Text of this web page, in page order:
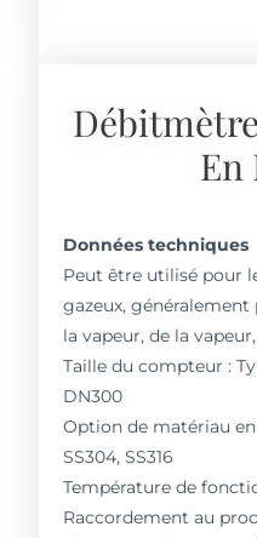
En
Données techniques
Peut être utilisé pour
gazeux,
la vapeur, de la
Taille du compteur :
DN300
Option de matériau
SS304, SS316
Température de
Raccordement au